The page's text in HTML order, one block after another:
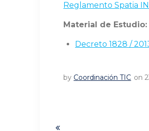
Reglamento Spatia
Material de Estudio:
Decreto 1828 /
by Coordinación TIC on
Navegación